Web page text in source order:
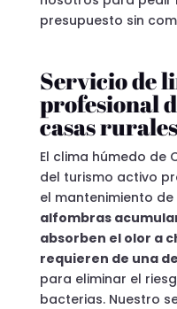
presupuesto sin
Servicio de
profesional
casas
El clima húmedo de
del turismo activo
el mantenimiento
alfombras
absorben el olor a
requieren de una
para eliminar el
bacterias. Nuestro